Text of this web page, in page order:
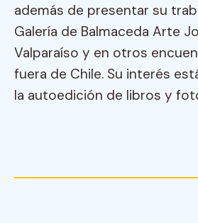
además de presentar su
Galería de Balmaceda Arte
Valparaíso y en otros
fuera de Chile. Su interés
la autoedición de libros y